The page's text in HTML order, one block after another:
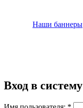
Наши баннеры
Вход в систему